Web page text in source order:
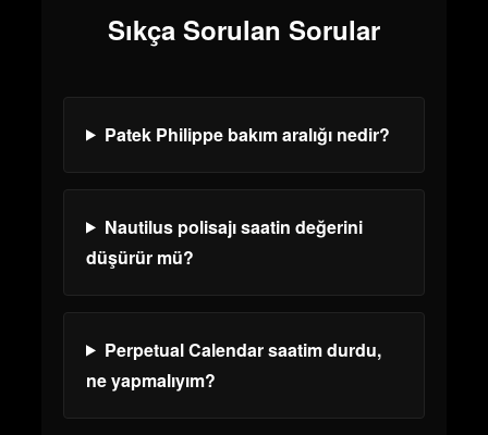
Sıkça Sorulan Sorular
Patek Philippe bakım aralığı nedir?
Nautilus polisajı saatin değerini
düşürür mü?
Perpetual Calendar saatim durdu,
ne yapmalıyım?